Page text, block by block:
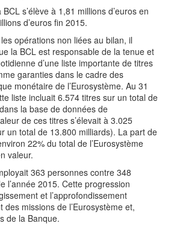
s’élève à 1,81 millions d’euros en
d’euros fin 2015.
opérations non liées au bilan, il
la BCL est responsable de la tenue et
d’une liste importante de titres
garanties dans le cadre des
monétaire de l’Eurosystème. Au 31
liste incluait 6.574 titres sur un total de
la base de données de
de ces titres s’élevait à 3.025
un total de 13.800 milliards). La part de
22% du total de l’Eurosystème
valeur.
363 personnes contre 348
l’année 2015. Cette progression
et l’approfondissement
missions de l’Eurosystème et,
de la Banque.